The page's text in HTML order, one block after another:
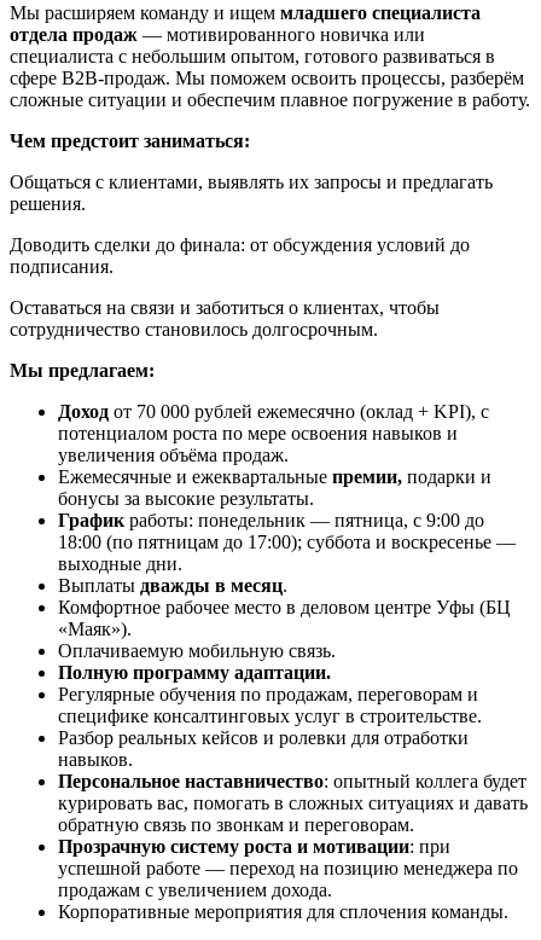
Мы расширяем команду и ищем младшего специалиста
отдела продаж — мотивированного новичка или
специалиста с небольшим опытом, готового развиваться в
сфере B2B‑продаж. Мы поможем освоить процессы, разберём
сложные ситуации и обеспечим плавное погружение в работу.
Чем предстоит заниматься:
Общаться с клиентами, выявлять их запросы и предлагать
решения.
Доводить сделки до финала: от обсуждения условий до
подписания.
Оставаться на связи и заботиться о клиентах, чтобы
сотрудничество становилось долгосрочным.
Мы предлагаем:
Доход от 70 000 рублей ежемесячно (оклад + KPI), с
потенциалом роста по мере освоения навыков и
увеличения объёма продаж.
Ежемесячные и ежеквартальные премии, подарки и
бонусы за высокие результаты.
График работы: понедельник — пятница, с 9:00 до
18:00 (по пятницам до 17:00); суббота и воскресенье —
выходные дни.
Выплаты дважды в месяц.
Комфортное рабочее место в деловом центре Уфы (БЦ
«Маяк»).
Оплачиваемую мобильную связь.
Полную программу адаптации.
Регулярные обучения по продажам, переговорам и
специфике консалтинговых услуг в строительстве.
Разбор реальных кейсов и ролевки для отработки
навыков.
Персональное наставничество: опытный коллега будет
курировать вас, помогать в сложных ситуациях и давать
обратную связь по звонкам и переговорам.
Прозрачную систему роста и мотивации: при
успешной работе — переход на позицию менеджера по
продажам с увеличением дохода.
Корпоративные мероприятия для сплочения команды.